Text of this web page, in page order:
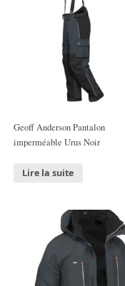
Geoff Anderson Pantalon
imperméable Urus Noir
Lire la suite